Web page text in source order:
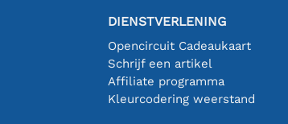
DIENSTVERLENING
Opencircuit Cadeaukaart
Schrijf een artikel
Affiliate programma
Kleurcodering weerstand